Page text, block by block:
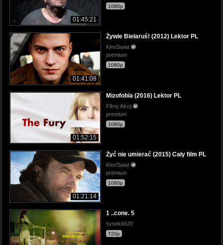
01:45:21
1080p
01:41:08
Żywie Biełaruś! (2012) Lektor PL
KinoSwiat
premium
1080p
01:52:15
Mizofobia (2016) Lektor PL
Filmy Akcji
premium
1080p
01:21:14
Żyć nie umierać (2015) Cały film PL
KinoSwiat
premium
1080p
1 ..cone. 5
sysek6620
720p